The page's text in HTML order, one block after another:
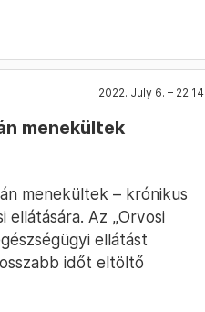
2022. July 6. – 22:14
menekültek
menekültek – krónikus
Az „Orvosi
ellátást
időt eltöltő